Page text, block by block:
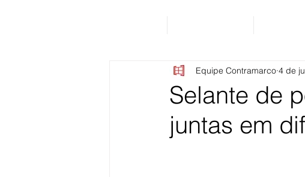
Selante de
juntas em
Equipe Contramarco 4 de